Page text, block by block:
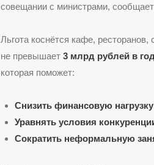
совещании с министрами,
Льгота коснётся кафе,
не превышает 3 млрд рублей в год
которая поможет:
Снизить финансовую нагрузку
Уравнять условия
Сократить неформальную